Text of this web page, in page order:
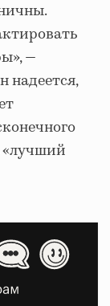
—
надеется,
«лучший